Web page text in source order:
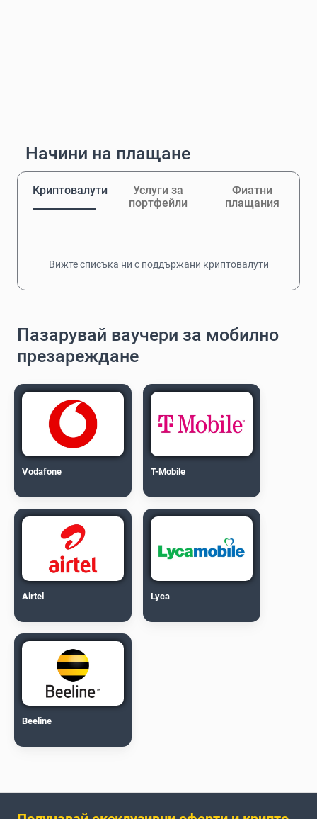
Начини на плащане
Криптовалути
Услуги за
портфейли
Фиатни
плащания
Вижте списъка ни с поддържани криптовалути
Пазарувай ваучери за мобилно
презареждане
Vodafone T-Mobile
Airtel Lyca
Beeline